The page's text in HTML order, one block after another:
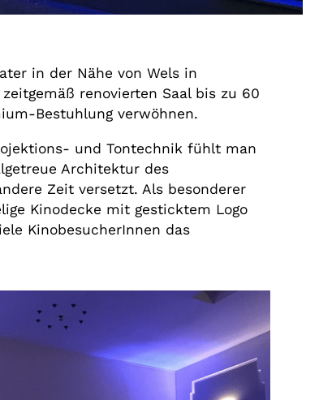
in der Nähe von Wels in
renovierten Saal bis zu 60
Bestuhlung verwöhnen.
und Tontechnik fühlt man
Architektur des
Zeit versetzt. Als besonderer
Kinodecke mit gesticktem Logo
KinobesucherInnen das